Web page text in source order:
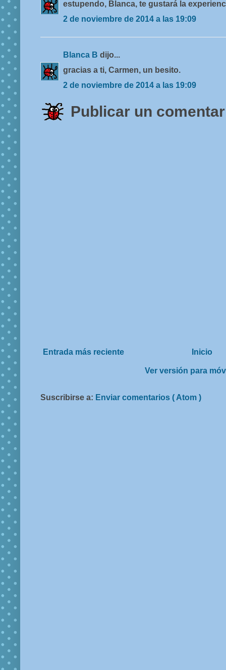
estupendo, Blanca, te gustará la
2 de noviembre de 2014 a las 19:09
Blanca B dijo...
gracias a ti, Carmen, un besito.
2 de noviembre de 2014 a las 19:09
Publicar un
Entrada más reciente Inicio
Ver versión para
Suscribirse a: Enviar comentarios ( Atom )